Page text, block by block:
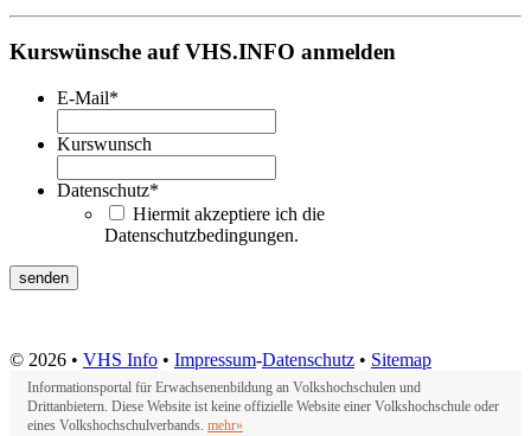
Kurswünsche auf VHS.INFO anmelden
E-Mail*
Kurswunsch
Datenschutz*
Hiermit akzeptiere ich die
Datenschutzbedingungen.
© 2026 • VHS Info • Impressum-Datenschutz • Sitemap
Informationsportal für Erwachsenenbildung an Volkshochschulen und
Drittanbietern. Diese Website ist keine offizielle Website einer Volkshochschule oder
eines Volkshochschulverbands. mehr»